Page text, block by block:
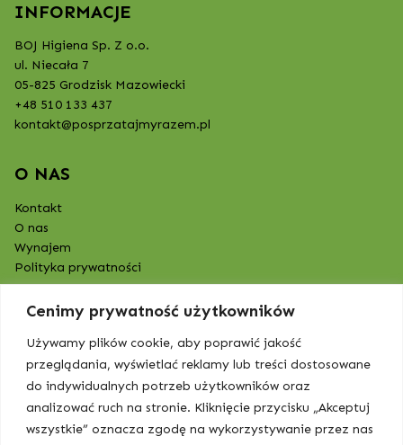
Cenimy prywatność użytkowników
Używamy plików cookie, aby poprawić jakość
przeglądania, wyświetlać reklamy lub treści dostosowane
do indywidualnych potrzeb użytkowników oraz
analizować ruch na stronie. Kliknięcie przycisku „Akceptuj
wszystkie” oznacza zgodę na wykorzystywanie przez nas
INFORMACJE
BOJ Higiena Sp. Z o.o.
ul. Niecała 7
05-825 Grodzisk Mazowiecki
+48 510 133 437
kontakt@posprzatajmyrazem.pl
O NAS
Kontakt
O nas
Wynajem
Polityka prywatności